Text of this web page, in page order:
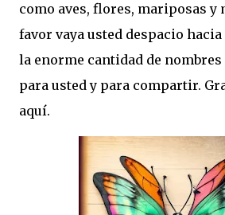
como aves, flores, mariposas y
favor vaya usted despacio hacia
la enorme cantidad de nombres
para usted y para compartir.
aquí.